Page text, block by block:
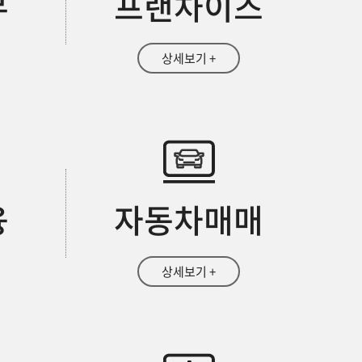
상세보기 +
자동차매매
상세보기 +